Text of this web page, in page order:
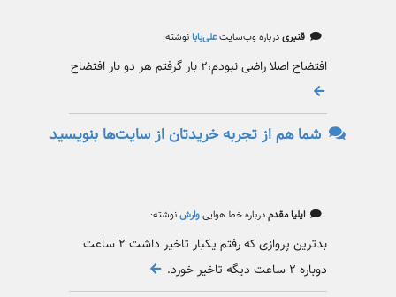
قنبریدرباره وب‌سایتعلی‌بابانوشته:
افتضاح اصلا راضی نبودم،۲ بار گرفتم هر دو بار افتضاح
شما هم از تجربه خریدتان از سایت‌ها بنویسید
ایلیا مقدمدرباره خط هواییوارشنوشته:
بدترین پروازی که رفتم یکبار تاخیر داشت ۲ ساعت
دوباره ۲ ساعت دیگه تاخیر خورد.